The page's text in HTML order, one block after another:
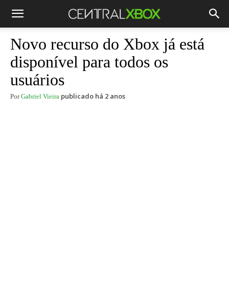
Novo recurso do Xbox já está
disponível para todos os
usuários
Por Gabriel Vieira publicado há 2 anos